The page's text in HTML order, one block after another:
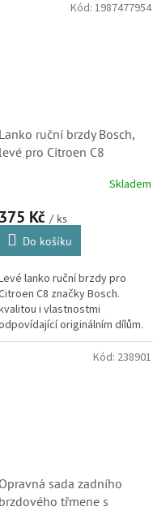
Lanko ruční brzdy Bosch,
levé pro Citroen C8
Skladem
375 Kč / ks
Do košíku
lanko ruční brzdy pro
C8 značky Bosch.
i vlastnostmi
originálním dílům.
807, Fiat Ulysse)
Kód:1987477954
Opravná sada zadního
brzdového třmene s
Kód: 238901